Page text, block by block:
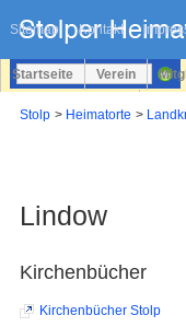
Sitemap Kontakt
überspringen
Startseite Verein
Stolp Heimatorte
Lindow
Kirchenbücher
Kirchenbücher Stolp